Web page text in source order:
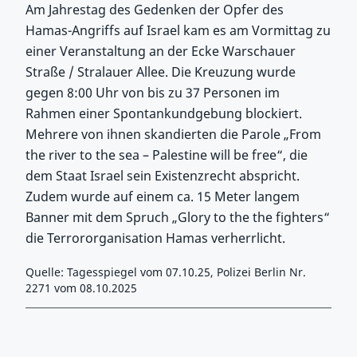
Am Jahrestag des Gedenken der Opfer des
Hamas-Angriffs auf Israel kam es am Vormittag zu
einer Veranstaltung an der Ecke Warschauer
Straße / Stralauer Allee. Die Kreuzung wurde
gegen 8:00 Uhr von bis zu 37 Personen im
Rahmen einer Spontankundgebung blockiert.
Mehrere von ihnen skandierten die Parole „From
the river to the sea – Palestine will be free“, die
dem Staat Israel sein Existenzrecht abspricht.
Zudem wurde auf einem ca. 15 Meter langem
Banner mit dem Spruch „Glory to the the fighters“
die Terrororganisation Hamas verherrlicht.
Quelle: Tagesspiegel vom 07.10.25, Polizei Berlin Nr.
2271 vom 08.10.2025